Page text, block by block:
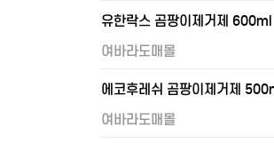
유한락스 곰팡이제거제
여바라도매몰
에코후레쉬 곰팡이제거제
여바라도매몰